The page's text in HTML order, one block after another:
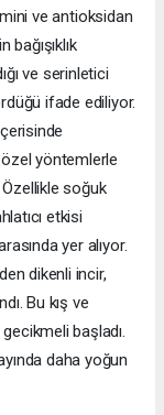
ve antioksidan
ve serinletici
ifade ediliyor.
yöntemlerle
soğuk
etkisi
yer alıyor.
dikenli incir,
Bu kış ve
başladı.
daha yoğun